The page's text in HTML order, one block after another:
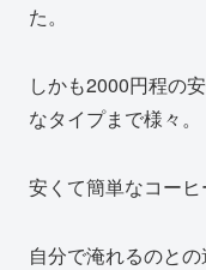
た。
しかも2000円程の
なタイプまで様々。
安くて簡単なコーヒ
自分で淹れるのと